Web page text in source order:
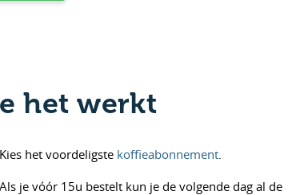
het werkt
Kies het voordeligste koffieabonnement.
Als je vóór 15u bestelt kun je de volgende dag al de